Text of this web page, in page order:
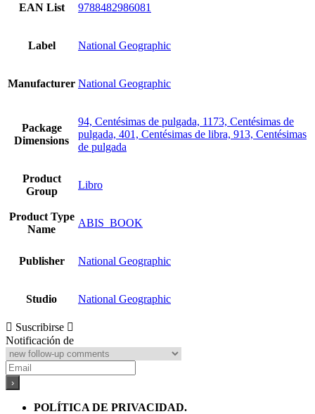
EAN List 9788482986081
Label National Geographic
Manufacturer National Geographic
Package
Dimensions
94, Centésimas de pulgada, 1173, Centésimas de
pulgada, 401, Centésimas de libra, 913, Centésimas
de pulgada
Product
Group
Libro
Product Type
Name
ABIS_BOOK
Publisher National Geographic
Studio National Geographic
Suscribirse
Notificación de
POLÍTICA DE PRIVACIDAD.